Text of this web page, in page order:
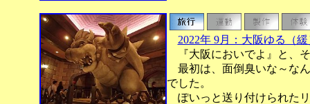
2022年 9月：大阪ゆる（
『大阪においでよ』と、
最初は、面倒臭いな～な
でした。
ぽいっと送り付けられた